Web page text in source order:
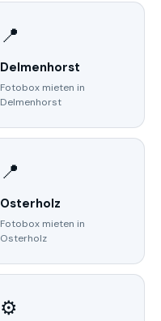
📍
Delmenhorst
Fotobox mieten in
Delmenhorst
📍
Osterholz
Fotobox mieten in
Osterholz
⚙️